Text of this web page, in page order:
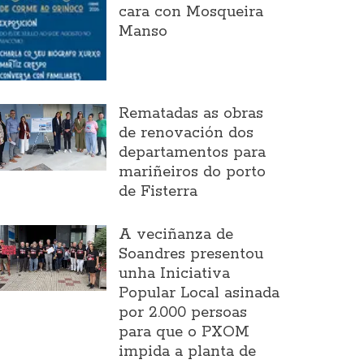
cara con Mosqueira
Manso
Rematadas as obras
de renovación dos
departamentos para
mariñeiros do porto
de Fisterra
A veciñanza de
Soandres presentou
unha Iniciativa
Popular Local asinada
por 2.000 persoas
para que o PXOM
impida a planta de